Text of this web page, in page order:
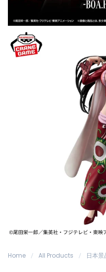
Home All Products 日本景